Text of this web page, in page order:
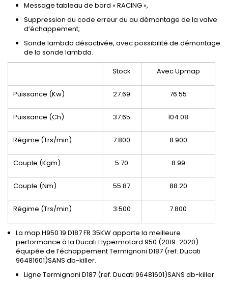
Message tableau de bord « RACING »,
Suppression du code erreur du au démontage de la valve
d’échappement,
Sonde lambda désactivée, avec possibilité de démontage
de la sonde lambda.
Stock
Avec Upmap
Puissance (Kw) 27.69 76.55
Puissance (Ch) 37.65 104.08
Régime (Trs/min) 7.800 8.900
Couple (Kgm) 5.70 8.99
Couple (Nm) 55.87 88.20
Régime (Trs/min) 3.500 7.800
La map H950 19 D187 FR 35KW apporte la meilleure
performance à la Ducati Hypermotard 950 (2019-2020)
équipée de l’échappement Termignoni D187 (ref. Ducati
96481601)SANS db-killer.
Ligne Termignoni D187 (ref. Ducati 96481601)SANS db-killer.